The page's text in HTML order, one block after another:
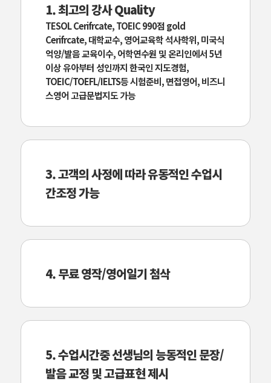
1. 최고의 강사 Quality
TESOL Cerifrcate, TOEIC 990점 gold
Cerifrcate, 대학교수, 영어교육학 석사학위, 미국식
억양/발음 교육이수, 어학연수원 및 온리인에서 5년
이상 유아부터 성인까지 한국인 지도경험,
TOEIC/TOEFL/IELTS등 시험준비, 면접영어, 비즈니
스영어 고급문법지도 가능
3. 고객의 사정에 따라 유동적인 수업시
간조정 가능
4. 무료 영작/영어일기 첨삭
5. 수업시간중 선생님의 능동적인 문장/
발음 교정 및 고급표현 제시